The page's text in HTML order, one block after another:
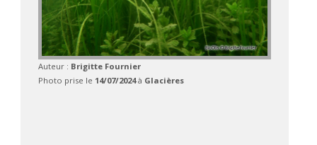
Auteur : Brigitte Fournier
Photo prise le 14/07/2024à Glacières